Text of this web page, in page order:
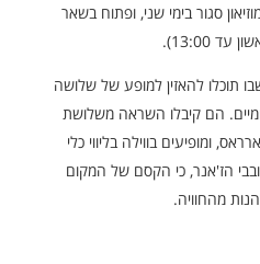
סגור בימי שני, ופתוח בשאר
תוכלו להאזין למופע של שלושה
הם קיבלו השראה משלושת
ומופיעים בווילה בליווי כלי
הז'אנר, כי הקסם של המקום
מהחוויה.